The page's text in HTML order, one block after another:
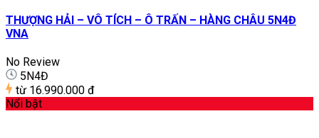
THƯỢNG HẢI – VÔ TÍCH – Ô TRẤN – HÀNG CHÂU 5N4Đ
VNA
No Review
5N4Đ
từ 16.990.000 đ
Nổi bật